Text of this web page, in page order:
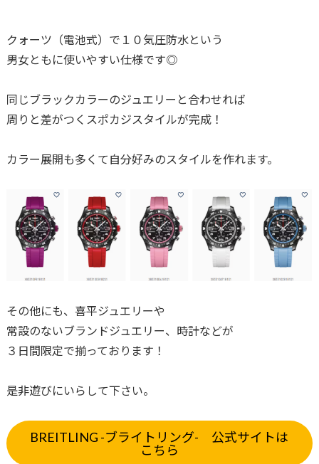
クォーツ（電池式）で１０気圧防水という
男女ともに使いやすい仕様です◎
同じブラックカラーのジュエリーと合わせれば
周りと差がつくスポカジスタイルが完成！
カラー展開も多くて自分好みのスタイルを作れます。
その他にも、喜平ジュエリーや
常設のないブランドジュエリー、時計などが
３日間限定で揃っております！
是非遊びにいらして下さい。
BREITLING -ブライトリング- 公式サイトは
こちら